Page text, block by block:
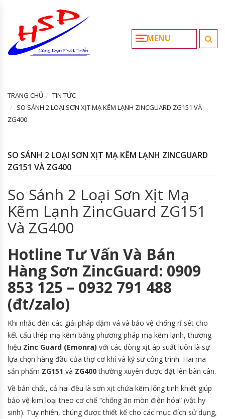
MENU
TRANG CHỦ
TIN TỨC
SO SÁNH 2 LOẠI SƠN XỊT MẠ KẼM LẠNH ZINCGUARD ZG151 VÀ
ZG400
SO SÁNH 2 LOẠI SƠN XỊT MẠ KẼM LẠNH ZINCGUARD
ZG151 VÀ ZG400
So Sánh 2 Loại Sơn Xịt Mạ
Kẽm Lạnh ZincGuard ZG151
Và ZG400
Hotline Tư Vấn Và Bán
Hàng Sơn ZincGuard: 0909
853 125 – 0932 791 488
(đt/zalo)
Khi nhắc đến các giải pháp dặm vá và bảo vệ chống rỉ sét cho
kết cấu thép mạ kẽm bằng phương pháp mạ kẽm lạnh, thương
hiệu Zinc Guard (Emonra) với các dòng xịt áp suất luôn là sự
lựa chọn hàng đầu của thợ cơ khí và kỹ sư công trình. Hai mã
sản phẩm ZG151 và ZG400thường xuyên được đặt lên bàn cân.
Về bản chất, cả hai đều là sơn xịt chứa kẽm lỏng tinh khiết giúp
bảo vệ kim loại theo cơ chế “chống ăn mòn điện hóa” (vật hy
sinh). Tuy nhiên, chúng được thiết kế cho các mục đích sử dụng,